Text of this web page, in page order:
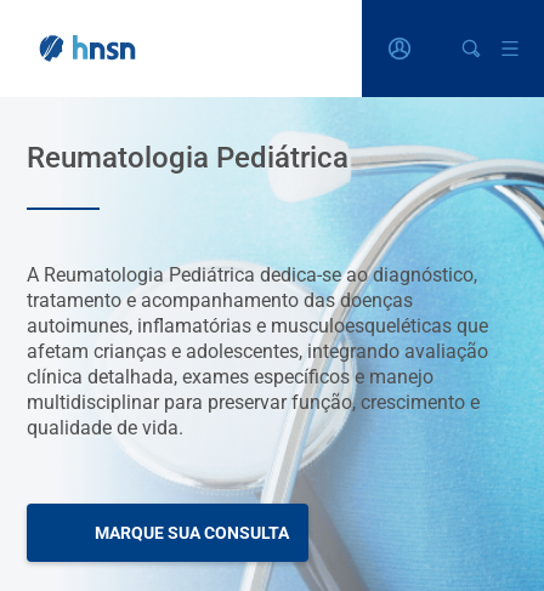
Reumatologia Pediátrica
A Reumatologia Pediátrica dedica-se ao diagnóstico,
tratamento e acompanhamento das doenças
autoimunes, inflamatórias e musculoesqueléticas que
afetam crianças e adolescentes, integrando avaliação
clínica detalhada, exames específicos e manejo
multidisciplinar para preservar função, crescimento e
qualidade de vida.
MARQUE SUA CONSULTA